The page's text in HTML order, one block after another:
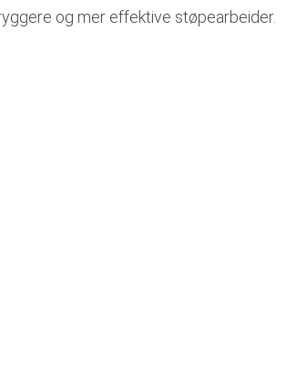
og mer effektive støpearbeider.